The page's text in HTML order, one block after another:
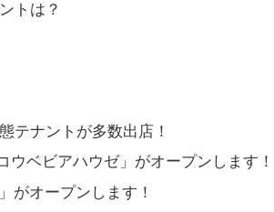
トは？
テナントが多数出店！
ウベビアハウゼ」がオープンします！
がオープンします！